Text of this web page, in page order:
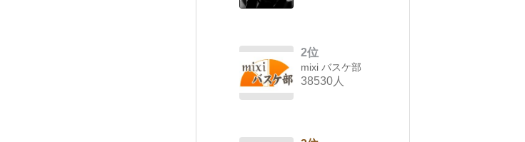
2位
mixi バスケ部
38530人